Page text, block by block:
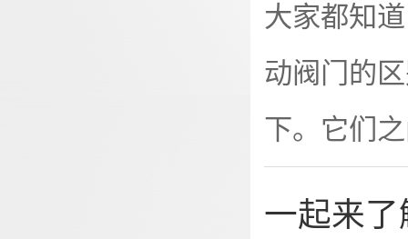
安装和拆
器间隙大
稳定。普
大家都知
动阀门的
下。它们
一起来